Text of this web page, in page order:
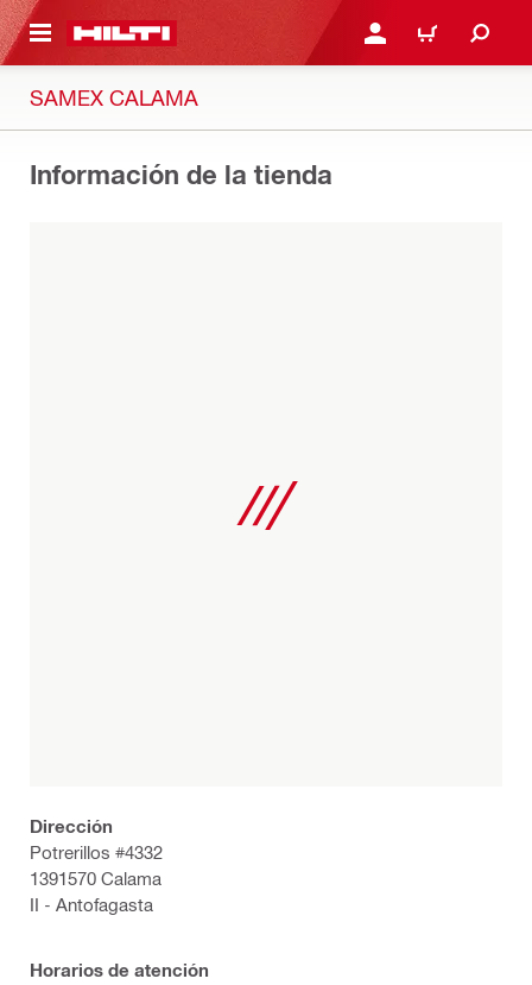
PRINCIPAL INICIE SESIÓN O
CARRITO
SAMEX CALAMA
Información de la tienda
Dirección
Potrerillos #4332
1391570 Calama
II - Antofagasta
Horarios de atención